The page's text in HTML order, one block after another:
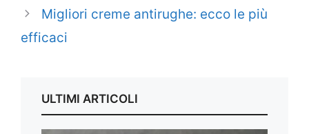
Migliori creme antirughe: ecco le più
efficaci
ULTIMI ARTICOLI